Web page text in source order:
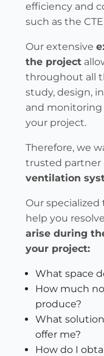
efficiency and
such as the
Our extensive
the project
throughout all
study, design,
and
your project.
Therefore, we
trusted partner
ventilation
Our
help you
arise during
your project:
What space
How much
produce?
What
offer me?
How do I